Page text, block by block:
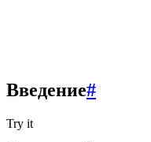
Введение#
Try it